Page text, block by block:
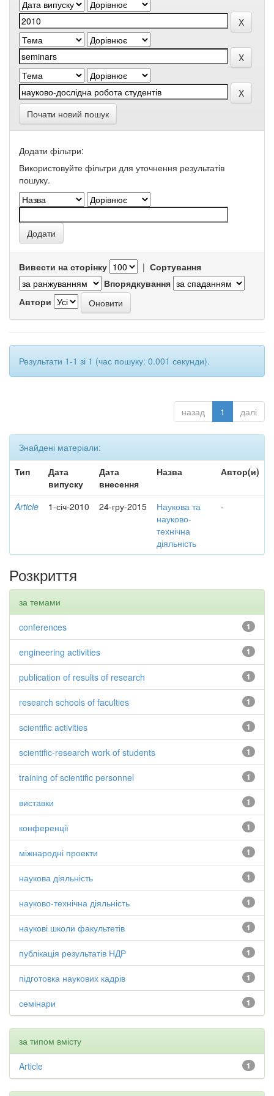
Почати новий пошук
Додати фільтри:
Використовуйте фільтри для уточнення результатів
пошуку.
Вивести на сторінку | Сортування
Впорядкування
Автори
Результати 1-1 зі 1 (час пошуку: 0.001 секунди).
назад 1 далі
Знайдені матеріали:
Тип
Дата
випуску
Дата
внесення
Назва Автор(и)
Article 1-січ-2010 24-гру-2015
Наукова та
науково-
технічна
діяльність
-
Розкриття
за темами
1
conferences
1
engineering activities
1
publication of results of research
1
research schools of faculties
1
scientific activities
1
scientific-research work of students
1
training of scientific personnel
1
виставки
1
конференції
1
міжнародні проекти
1
наукова діяльність
1
науково-технічна діяльність
1
наукові школи факультетів
1
публікація результатів НДР
1
підготовка наукових кадрів
1
семінари
за типом вмісту
1
Article